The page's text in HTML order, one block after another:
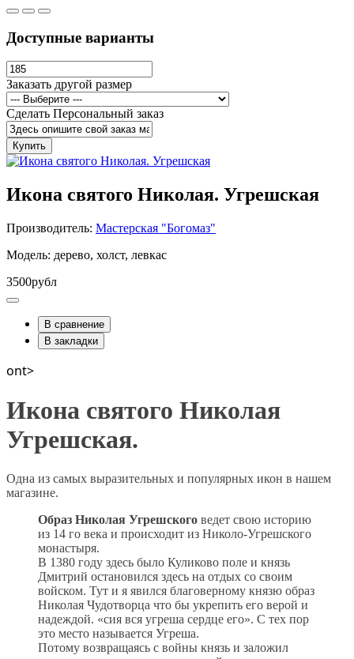
Доступные варианты
Заказать другой размер
Сделать Персональный заказ
Купить
Икона святого Николая. Угрешская
Производитель: Мастерская "Богомаз"
Модель: дерево, холст, левкас
3500рубл
В сравнение
В закладки
ont>
Икона святого Николая
Угрешская.
Одна из самых выразительных и популярных икон в нашем
магазине.
Образ Николая Угрешского ведет свою историю
из 14 го века и происходит из Николо-Угрешского
монастыря.
В 1380 году здесь было Куликово поле и князь
Дмитрий остановился здесь на отдых со своим
войском. Тут и я явился благоверному князю образ
Николая Чудотворца что бы укрепить его верой и
надеждой. «сия вся угреша сердце его». С тех пор
это место называется Угреша.
Потому возвращаясь с войны князь и заложил